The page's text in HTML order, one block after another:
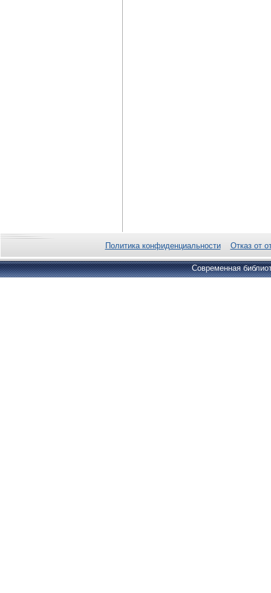
Политика конфиденциальности Отказ от
Современная